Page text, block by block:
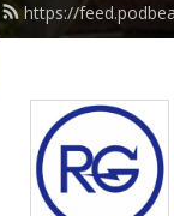
https://